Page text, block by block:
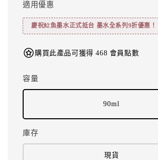
適用優惠
慶祝鯰魚墨水正式抵台 墨水全系列9折優惠！
購買此產品可獲得 468 會員點數
容量
90ml
庫存
現貨